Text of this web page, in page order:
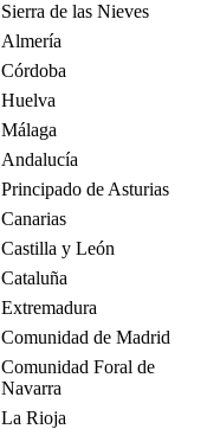
Sierra de las Nieves
Almería
Córdoba
Huelva
Málaga
Andalucía
Principado de Asturias
Canarias
Castilla y León
Cataluña
Extremadura
Comunidad de Madrid
Comunidad Foral de
Navarra
La Rioja